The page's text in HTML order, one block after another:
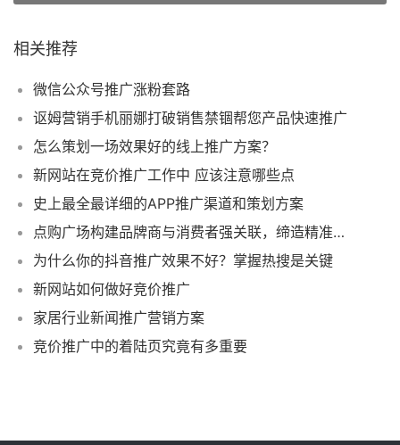
相关推荐
微信公众号推广涨粉套路
讴姆营销手机丽娜打破销售禁锢帮您产品快速推广
怎么策划一场效果好的线上推广方案？
新网站在竞价推广工作中 应该注意哪些点
史上最全最详细的APP推广渠道和策划方案
点购广场构建品牌商与消费者强关联，缔造精准品牌营销
为什么你的抖音推广效果不好？掌握热搜是关键
新网站如何做好竞价推广
家居行业新闻推广营销方案
竞价推广中的着陆页究竟有多重要